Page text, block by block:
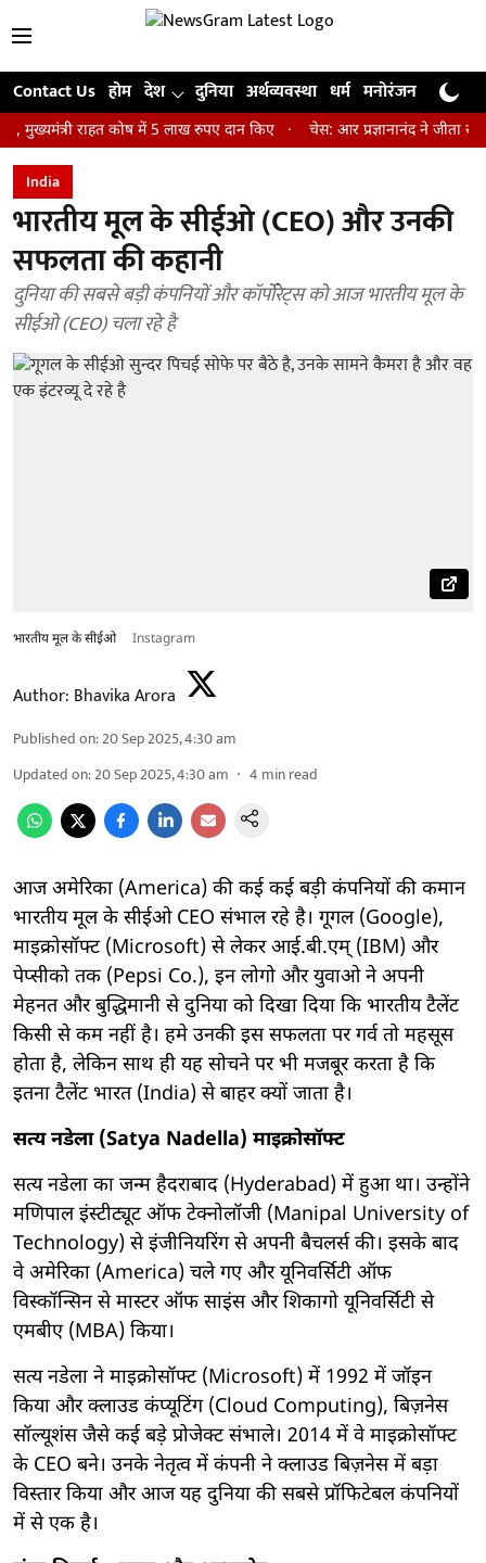
Contact Us होम देश दुनिया अर्थव्यवस्था धर्म मनोरंजन खेल
राहत कोष में 5 लाख रुपए दान किए चेस: आर प्रज्ञानानंद ने जीता सेंट लुइस
India
भारतीय मूल के सीईओ (CEO) और उनकी
सफलता की कहानी
दुनिया की सबसे बड़ी कंपनियों और कॉर्पोरेट्स को आज भारतीय मूल के
सीईओ (CEO) चला रहे है
भारतीय मूल के सीईओ Instagram
Author: Bhavika Arora
Published on:20 Sep 2025, 4:30 am
Updated on:20 Sep 2025, 4:30 am 4 min read
आज अमेरिका (America) की कई कई बड़ी कंपनियों की कमान
भारतीय मूल के सीईओ CEO संभाल रहे है। गूगल (Google),
माइक्रोसॉफ्ट (Microsoft) से लेकर आई.बी.एम् (IBM) और
पेप्सीको तक (Pepsi Co.), इन लोगो और युवाओ ने अपनी
मेहनत और बुद्धिमानी से दुनिया को दिखा दिया कि भारतीय टैलेंट
किसी से कम नहीं है। हमे उनकी इस सफलता पर गर्व तो महसूस
होता है, लेकिन साथ ही यह सोचने पर भी मजबूर करता है कि
इतना टैलेंट भारत (India) से बाहर क्यों जाता है।
सत्य नडेला (Satya Nadella) माइक्रोसॉफ्ट
सत्य नडेला का जन्म हैदराबाद (Hyderabad) में हुआ था। उन्होंने
मणिपाल इंस्टीट्यूट ऑफ टेक्नोलॉजी (Manipal University of
Technology) से इंजीनियरिंग से अपनी बैचलर्स की। इसके बाद
वे अमेरिका (America) चले गए और यूनिवर्सिटी ऑफ
विस्कॉन्सिन से मास्टर ऑफ साइंस और शिकागो यूनिवर्सिटी से
एमबीए (MBA) किया।
सत्य नडेला ने माइक्रोसॉफ्ट (Microsoft) में 1992 में जॉइन
किया और क्लाउड कंप्यूटिंग (Cloud Computing), बिज़नेस
सॉल्यूशंस जैसे कई बड़े प्रोजेक्ट संभाले। 2014 में वे माइक्रोसॉफ्ट
के CEO बने। उनके नेतृत्व में कंपनी ने क्लाउड बिज़नेस में बड़ा
विस्तार किया और आज यह दुनिया की सबसे प्रॉफिटेबल कंपनियों
में से एक है।